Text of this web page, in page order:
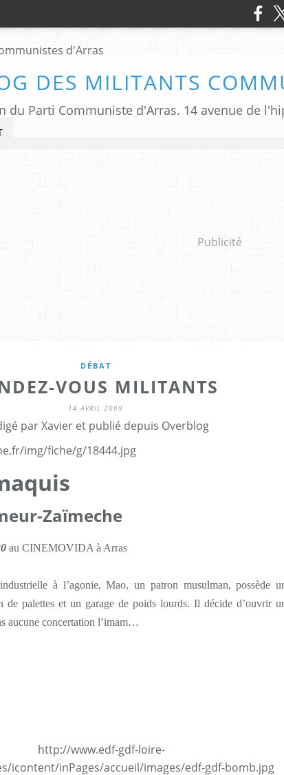
DES MILITANTS
du Parti Communiste d'Arras. 14 avenue de
Publicité
DÉBAT
VOUS MILITANTS
14 AVRIL 2009
par Xavier et publié depuis Overblog
Zaïmeche
au CINEMOVIDA à Arras
à l’agonie, Mao, un patron musulman, possède
de palettes et un garage de poids lourds. Il décide d’ouvrir
aucune concertation l’imam…